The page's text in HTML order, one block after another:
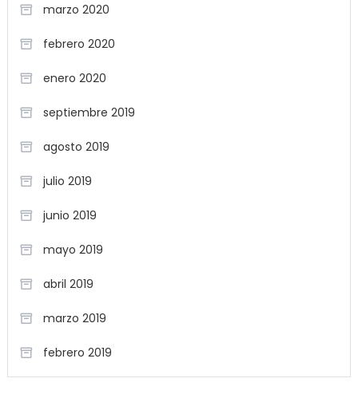
marzo 2020
febrero 2020
enero 2020
septiembre 2019
agosto 2019
julio 2019
junio 2019
mayo 2019
abril 2019
marzo 2019
febrero 2019